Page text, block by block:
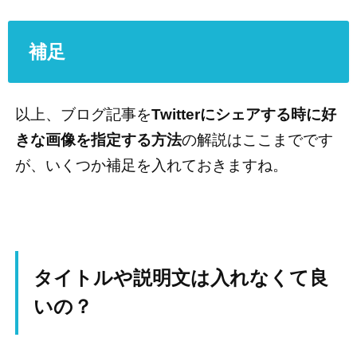
補足
以上、ブログ記事をTwitterにシェアする時に好
きな画像を指定する方法の解説はここまでです
が、いくつか補足を入れておきますね。
タイトルや説明文は入れなくて良
いの？